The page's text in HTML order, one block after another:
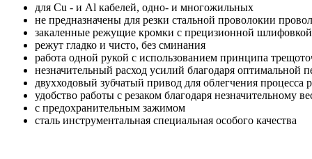
для Cu - и Al кабелей, одно- и многожильных
не предназначены для резки стальной проволокии
закаленные режущие кромки с прецизионной шлифовкой
режут гладко и чисто, без сминания
работа одной рукой с использованием принципа
незначительный расход усилий благодаря оптимальной
двухходовый зубчатый привод для облегчения процесса
удобство работы с резаком благодаря незначительному
с предохранительным зажимом
сталь инструментальная специальная особого качества